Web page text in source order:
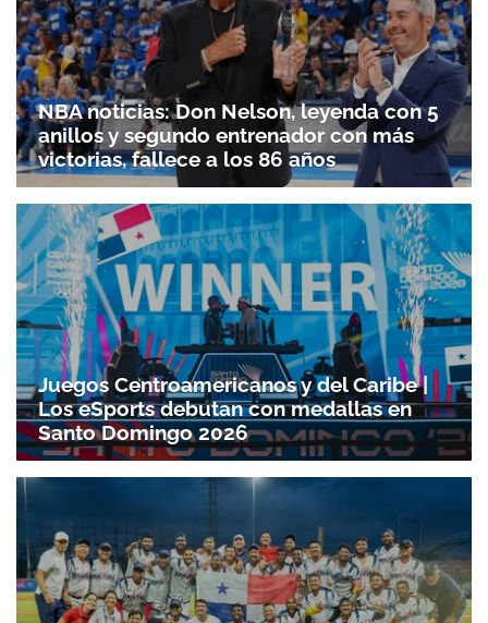
NBA noticias: Don Nelson, leyenda con 5
anillos y segundo entrenador con más
victorias, fallece a los 86 años
Juegos Centroamericanos y del Caribe |
Los eSports debutan con medallas en
Santo Domingo 2026